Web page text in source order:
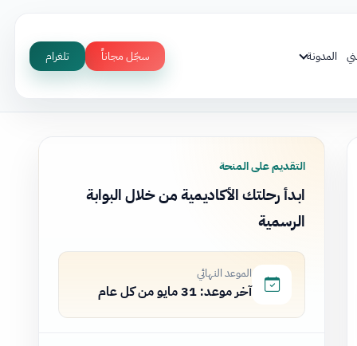
المدونة سجّل مجاناً تلغرام
التقديم على المنحة
ابدأ رحلتك الأكاديمية من خلال البوابة
الرسمية
الموعد النهائي
آخر موعد: 31 مايو من كل عام